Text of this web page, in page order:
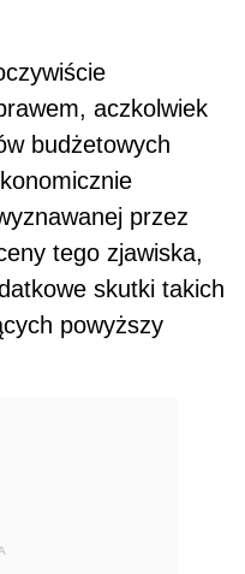
aczkolwiek
budżetowych
przez
tego zjawiska,
skutki takich
powyższy